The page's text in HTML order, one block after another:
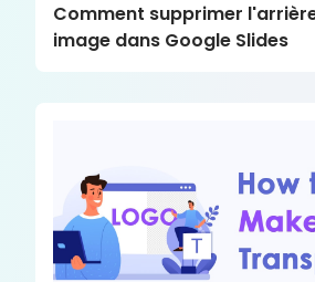
Comment supprimer
image dans Google Slides